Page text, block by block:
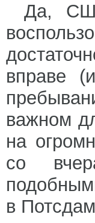
Да,
вправе
важном
на
со
в